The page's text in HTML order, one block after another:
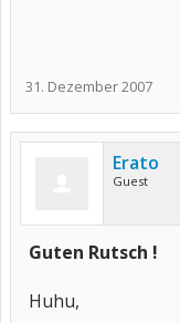
31. Dezember 2007
Erato
Guest
Guten Rutsch !
Huhu,